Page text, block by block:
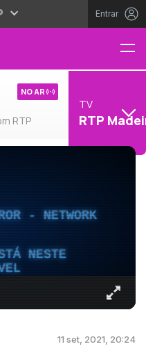
Entrar
RTP
NO AR
TV
RTP
- NETWORK
NESTE
11 set, 2021, 20:24